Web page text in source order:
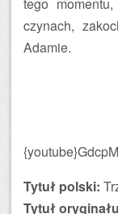
czynach,
Adamie.
Tytuł polski:
Tytuł